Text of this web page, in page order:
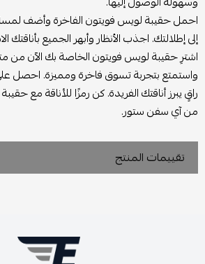
احمل حقيبة لويس فويتون الفاخرة وأضف لمسة
إلى إطلالتك. اجذب الأنظار وأبهر الجميع بأناقتك
اشترِ حقيبة لويس فويتون الخاصة بك الآن من
واستمتع بتجربة تسوق فاخرة ومميزة. احصل
راقٍ يبرز أناقتك الفريدة. كن رمزًا للأناقة مع
من آي سفن ستور.
تقييمات المنتج